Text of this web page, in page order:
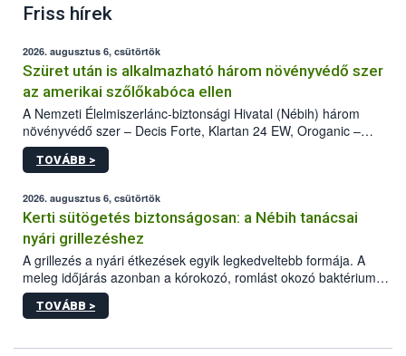
Friss hírek
2026. augusztus 6, csütörtök
Szüret után is alkalmazható három növényvédő szer
az amerikai szőlőkabóca ellen
A Nemzeti Élelmiszerlánc-biztonsági Hivatal (Nébih) három
növényvédő szer – Decis Forte, Klartan 24 EW, Oroganic –
engedélyokiratát módosította, így azok a szüretet követően,
egészen a vesszőérettség (BBCH 91) stádiumáig
érésű szőlőkben is legyen lehetőség a károsító elleni további
védekezésre. Az Oroganic készítmény kis kiszerelésben kiskerti
felhasználók számára is elérhető és ökológiai termesztésben is
engedélyezett.
TOVÁBB >
2026. augusztus 6, csütörtök
Kerti sütögetés biztonságosan: a Nébih tanácsai
nyári grillezéshez
A grillezés a nyári étkezések egyik legkedveltebb formája. A
meleg időjárás azonban a kórokozó, romlást okozó baktériumok
gyorsabb szaporodásának is kedvez. A szabadtéri sütögetés
ezért nem csupán a megfelelő sütési technikáról szól: legalább
higiéniai szabályok betartása, a megfelelő hőkezelés, valamint a
TOVÁBB >